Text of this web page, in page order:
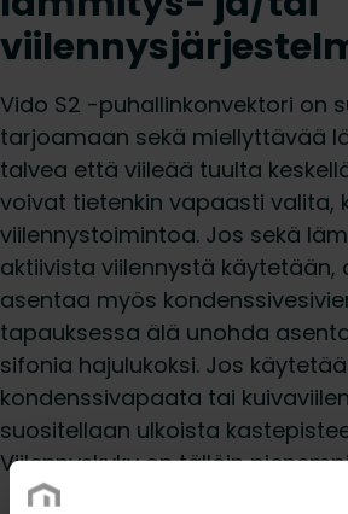
Vido S2 -puhallinkonvektori on
tarjoamaan sekä miellyttävää
talvea että viileää tuulta
voivat tietenkin vapaasti valita,
viilennystoimintoa. Jos sekä
aktiivista viilennystä käytetään,
asentaa myös
tapauksessa älä unohda
sifonia hajulukoksi. Jos
kondenssivapaata tai
suositellaan ulkoista
Viilennyskyky on tällöin